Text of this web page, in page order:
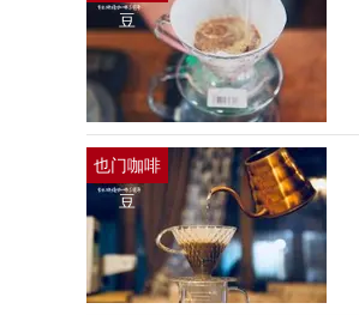
豆
也门咖啡
豆